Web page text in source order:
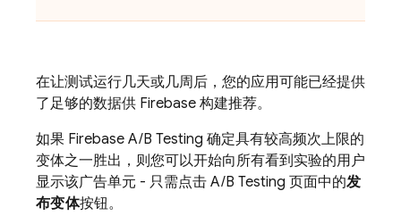
在让测试运行几天或几周后，您的应用可能已经提供
了足够的数据供 Firebase 构建推荐。
如果 Firebase A/B Testing 确定具有较高频次上限的
变体之一胜出，则您可以开始向所有看到实验的用户
显示该广告单元 - 只需点击 A/B Testing 页面中的发
布变体按钮。